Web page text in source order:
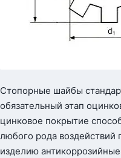
Стопорные шайбы
обязательный этап
цинковое покрытие
любого рода воздействий
изделию